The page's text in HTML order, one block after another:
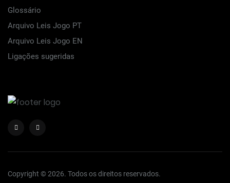
Glossário
Arquivo Leis Jogo PT
Arquivo Leis Jogo EN
Ligações sugeridas
Copyright © 2026. Todos os direitos reservados.